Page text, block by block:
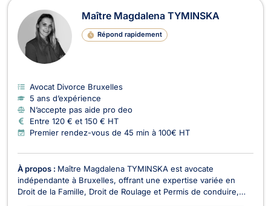
Maître Magdalena TYMINSKA
Répond rapidement
Avocat Divorce Bruxelles
5 ans d’expérience
N’accepte pas aide pro deo
Entre 120 € et 150 € HT
Premier rendez-vous de 45 min à 100€ HT
À propos : Maître Magdalena TYMINSKA est avocate
indépendante à Bruxelles, offrant une expertise variée en
Droit de la Famille, Droit de Roulage et Permis de conduire,